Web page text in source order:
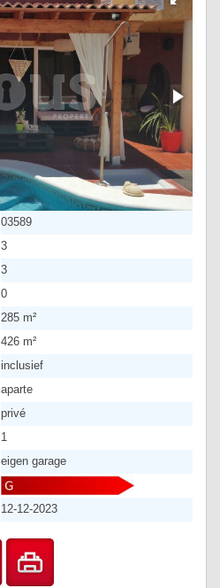
03589
3
3
0
285 m²
426 m²
inclusief
aparte
privé
1
eigen garage
12-12-2023